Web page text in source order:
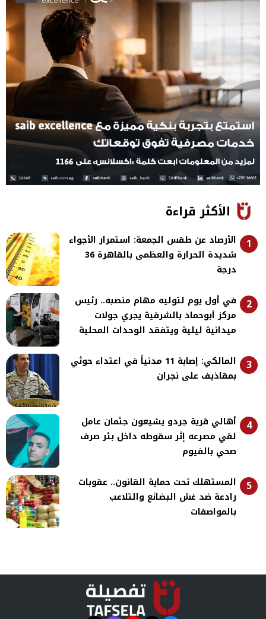
الأكثر قراءة
1
الأرصاد عن طقس الجمعة: استمرار الأجواء
شديدة الحرارة والعظمى بالقاهرة 36
درجة
2
في أول يوم لتوليه مهام منصبه.. رئيس
مركز أبوحماد بالشرقية يجري جولات
ميدانية ليلية ويتفقد الوحدات المحلية
3
المالكي: إصابة 11 مدنياً في اعتداء حوثي
بمقاذيف على نجران
4
أهالي قرية جردو يشيعون جثمان عامل
لقي مصرعه إثر سقوطه داخل بئر صرف
صحي بالفيوم
5
المستهلك تحت حماية القانون.. عقوبات
رادعة ضد غش البضائع والتلاعب
بالمواصفات